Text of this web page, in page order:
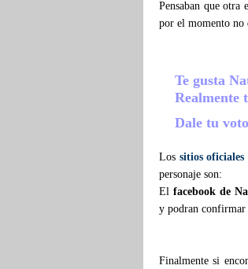
Pensaban que otra
por el momento no
Te gusta
Realmente
Dale tu
Los sitios oficiales
personaje son:
El facebook de
y podran confirmar
Finalmente si